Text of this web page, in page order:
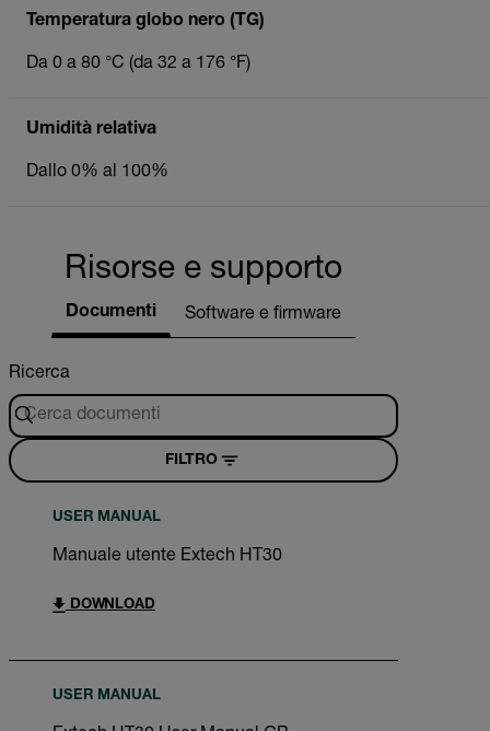
Temperatura globo nero (TG)
Da 0 a 80 °C (da 32 a 176 °F)
Umidità relativa
Dallo 0% al 100%
Risorse e supporto
Documenti Software e firmware
Ricerca
FILTRO
USER MANUAL
Manuale utente Extech HT30
DOWNLOAD
USER MANUAL